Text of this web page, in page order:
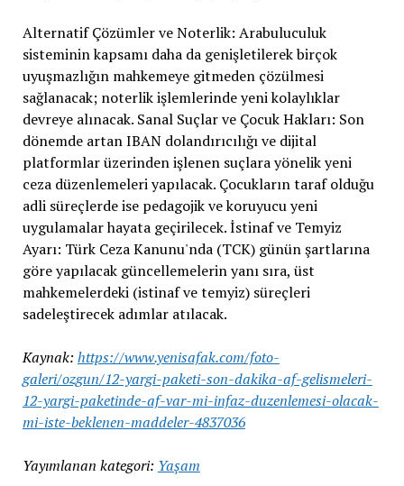
Alternatif Çözümler ve Noterlik: Arabuluculuk
sisteminin kapsamı daha da genişletilerek birçok
uyuşmazlığın mahkemeye gitmeden çözülmesi
sağlanacak; noterlik işlemlerinde yeni kolaylıklar
devreye alınacak. Sanal Suçlar ve Çocuk Hakları: Son
dönemde artan IBAN dolandırıcılığı ve dijital
platformlar üzerinden işlenen suçlara yönelik yeni
ceza düzenlemeleri yapılacak. Çocukların taraf olduğu
adli süreçlerde ise pedagojik ve koruyucu yeni
uygulamalar hayata geçirilecek. İstinaf ve Temyiz
Ayarı: Türk Ceza Kanunu'nda (TCK) günün şartlarına
göre yapılacak güncellemelerin yanı sıra, üst
mahkemelerdeki (istinaf ve temyiz) süreçleri
sadeleştirecek adımlar atılacak.
Kaynak: https://www.yenisafak.com/foto-
galeri/ozgun/12-yargi-paketi-son-dakika-af-gelismeleri-
12-yargi-paketinde-af-var-mi-infaz-duzenlemesi-olacak-
mi-iste-beklenen-maddeler-4837036
Yayımlanan kategori: Yaşam